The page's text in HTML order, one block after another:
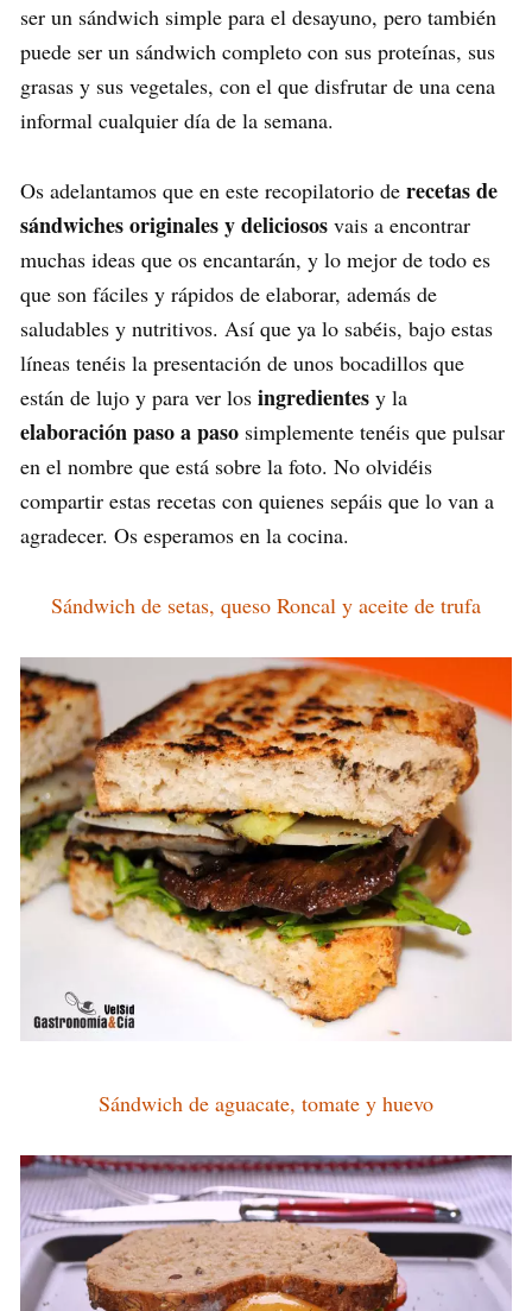
ser un sándwich simple para el desayuno, pero también
puede ser un sándwich completo con sus proteínas, sus
grasas y sus vegetales, con el que disfrutar de una cena
informal cualquier día de la semana.
Os adelantamos que en este recopilatorio de recetas de
sándwiches originales y deliciosos vais a encontrar
muchas ideas que os encantarán, y lo mejor de todo es
que son fáciles y rápidos de elaborar, además de
saludables y nutritivos. Así que ya lo sabéis, bajo estas
líneas tenéis la presentación de unos bocadillos que
están de lujo y para ver los ingredientes y la
elaboración paso a paso simplemente tenéis que pulsar
en el nombre que está sobre la foto. No olvidéis
compartir estas recetas con quienes sepáis que lo van a
agradecer. Os esperamos en la cocina.
Sándwich de setas, queso Roncal y aceite de trufa
Sándwich de aguacate, tomate y huevo